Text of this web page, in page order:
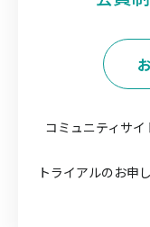
コミュニティサ
トライアルのお申